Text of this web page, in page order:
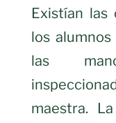
Existían las
los
las
maestra.